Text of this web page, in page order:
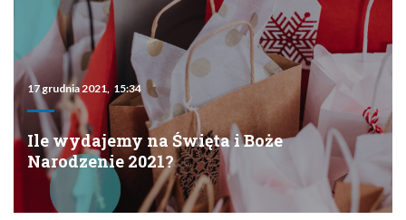
17 grudnia 2021, 15:34
Ile wydajemy na Święta i Boże
Narodzenie 2021?